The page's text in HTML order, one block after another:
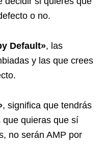
o no.
Default», las
y las que crees
, significa que tendrás
quieras que sí
no serán AMP por